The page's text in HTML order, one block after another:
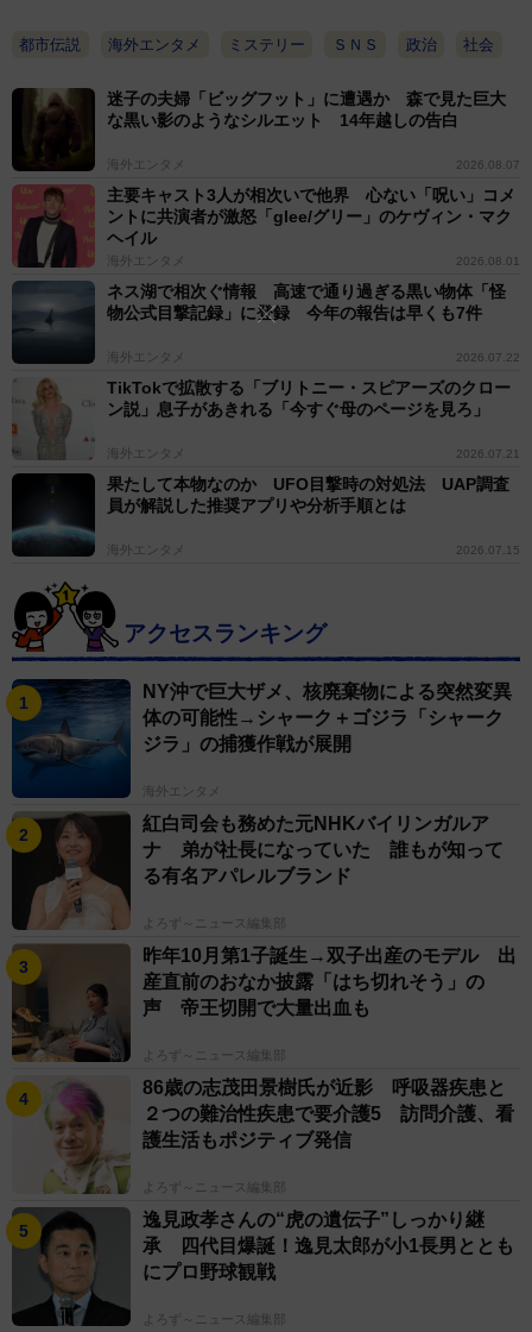
都市伝説 海外エンタメ ミステリー ＳＮＳ 政治 社会
迷子の夫婦「ビッグフット」に遭遇か 森で見た巨大
な黒い影のようなシルエット 14年越しの告白
海外エンタメ 2026.08.07
主要キャスト3人が相次いで他界 心ない「呪い」コメ
ントに共演者が激怒「glee/グリー」のケヴィン・マク
ヘイル
海外エンタメ 2026.08.01
ネス湖で相次ぐ情報 高速で通り過ぎる黒い物体「怪
物公式目撃記録」に登録 今年の報告は早くも7件
海外エンタメ 2026.07.22
TikTokで拡散する「ブリトニー・スピアーズのクロー
ン説」息子があきれる「今すぐ母のページを見ろ」
海外エンタメ 2026.07.21
果たして本物なのか UFO目撃時の対処法 UAP調査
員が解説した推奨アプリや分析手順とは
海外エンタメ 2026.07.15
アクセスランキング
NY沖で巨大ザメ、核廃棄物による突然変異
体の可能性→シャーク＋ゴジラ「シャーク
ジラ」の捕獲作戦が展開
海外エンタメ
紅白司会も務めた元NHKバイリンガルア
ナ 弟が社長になっていた 誰もが知って
る有名アパレルブランド
よろず～ニュース編集部
昨年10月第1子誕生→双子出産のモデル 出
産直前のおなか披露「はち切れそう」の
声 帝王切開で大量出血も
よろず～ニュース編集部
86歳の志茂田景樹氏が近影 呼吸器疾患と
２つの難治性疾患で要介護5 訪問介護、看
護生活もポジティブ発信
よろず～ニュース編集部
逸見政孝さんの“虎の遺伝子”しっかり継
承 四代目爆誕！逸見太郎が小1長男ととも
にプロ野球観戦
よろず～ニュース編集部